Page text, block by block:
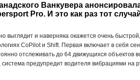
Ванкувера
Pro. И это как раз тот
выглядит и наверняка окажется очень
CoPilot и Shift. Первая включает в себя
отслеживать до 64 движущихся объектов
система предупредит водителя вибрациями на